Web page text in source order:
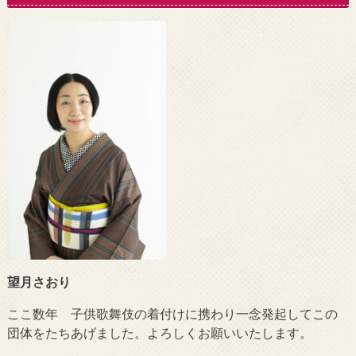
望月さおり
ここ数年 子供歌舞伎の着付けに携わり一念発起してこの
団体をたちあげました。よろしくお願いいたします。